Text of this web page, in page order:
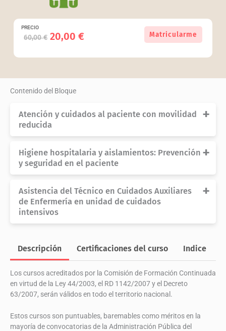
PRECIO
60,00€ El
original
60,00 €.
20,00€El
actual
20,00 €.
(Ref:
N1137).
en
Auxiliares
Enfermería.
Matricularme
Contenido del Bloque
Atención y cuidados al paciente con movilidad
reducida
Duración
Créditos 2,2
Modalidad
Online
Acreditado por
Comisión de Formación
Higiene hospitalaria y aislamientos: Prevención
y seguridad en el paciente
Duración
Créditos
Comisión de Formación
Continuada
Asistencia del Técnico en Cuidados Auxiliares
de Enfermería en unidad de cuidados
intensivos
Duración 28 horas
Créditos 3,4
Modalidad
Online
Acreditado por
Comisión de Formación
Continuada
Descripción Certificaciones del curso Indice
Los cursos acreditados por la Comisión de Formación Continuada
en virtud de la Ley 44/2003, el RD 1142/2007 y el Decreto
63/2007, serán válidos en todo el territorio nacional.
Estos cursos son puntuables, baremables como méritos en la
mayoría de convocatorias de la Administración Pública del